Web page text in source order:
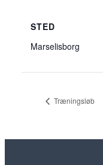
STED
Marselisborg
Træningsløb